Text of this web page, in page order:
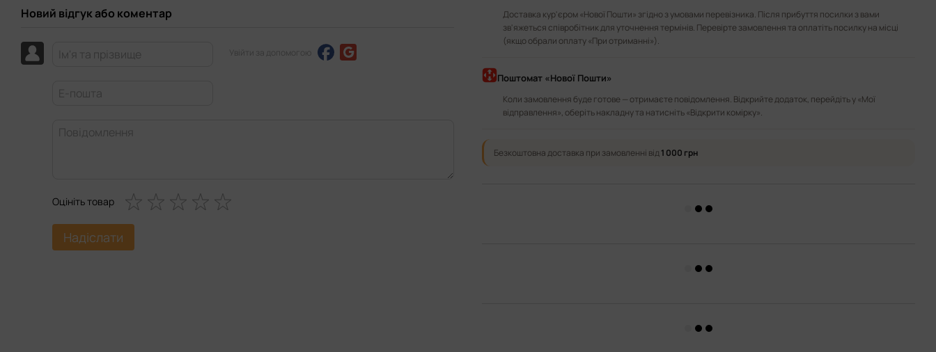
Новий відгук або коментар
Увійти за допомогою
Оцініть товар
Надіслати
Доставка кур'єром «Нової Пошти» згідно з умовами перевізника. Після прибуття посилки з вами
зв'яжеться співробітник для уточнення термінів. Перевірте замовлення та оплатіть посилку на місці
(якщо обрали оплату «При отриманні»).
Поштомат «Нової Пошти»
Коли замовлення буде готове — отримаєте повідомлення. Відкрийте додаток, перейдіть у «Мої
відправлення», оберіть накладну та натисніть «Відкрити комірку».
Безкоштовна доставка при замовленні від1 000 грн